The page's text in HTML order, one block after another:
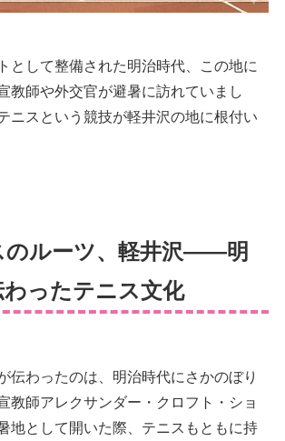
として整備された明治時代、この地に
教師や外交官が避暑に訪れていまし
ニスという競技が軽井沢の地に根付い
のルーツ、軽井沢——明
ったテニス文化
伝わったのは、明治時代にさかのぼり
教師アレクサンダー・クロフト・ショ
地として開いた際、テニスもともに持